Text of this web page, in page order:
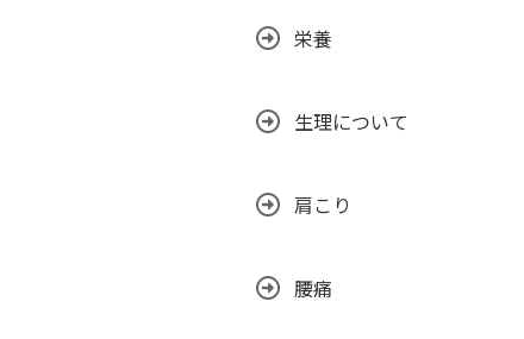
栄養
生理について
肩こり
腰痛